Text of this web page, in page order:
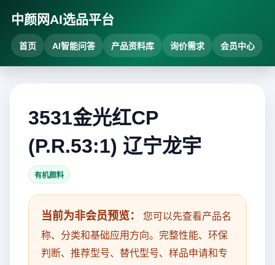
中颜网AI选品平台
首页 AI智能问答 产品资料库 询价需求 会员中心
3531金光红CP
(P.R.53:1) 辽宁龙宇
有机颜料
当前为非会员预览：
您可以先查看产品名
称、分类和基础应用方向。完整性能、环保
判断、推荐型号、替代型号、样品申请和专